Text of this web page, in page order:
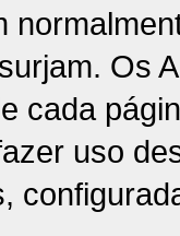
Os
cada
uso